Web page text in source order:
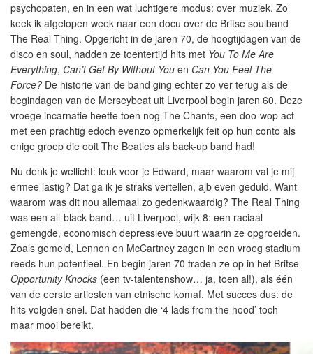
psychopaten, en in een wat luchtigere modus: over muziek. Zo
keek ik afgelopen week naar een docu over de Britse soulband
The Real Thing. Opgericht in de jaren 70, de hoogtijdagen van de
disco en soul, hadden ze toentertijd hits met You To Me Are
Everything, Can’t Get By Without You en Can You Feel The
Force? De historie van de band ging echter zo ver terug als de
begindagen van de Merseybeat uit Liverpool begin jaren 60. Deze
vroege incarnatie heette toen nog The Chants, een doo-wop act
met een prachtig edoch evenzo opmerkelijk feit op hun conto als
enige groep die ooit The Beatles als back-up band had!
Nu denk je wellicht: leuk voor je Edward, maar waarom val je mij
ermee lastig? Dat ga ik je straks vertellen, ajb even geduld. Want
waarom was dit nou allemaal zo gedenkwaardig? The Real Thing
was een all-black band… uit Liverpool, wijk 8: een raciaal
gemengde, economisch depressieve buurt waarin ze opgroeiden.
Zoals gemeld, Lennon en McCartney zagen in een vroeg stadium
reeds hun potentieel. En begin jaren 70 traden ze op in het Britse
Opportunity Knocks (een tv-talentenshow… ja, toen al!), als één
van de eerste artiesten van etnische komaf. Met succes dus: de
hits volgden snel. Dat hadden die ‘4 lads from the hood’ toch
maar mooi bereikt.